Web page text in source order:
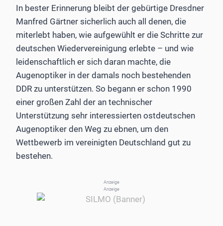
In bester Erinnerung bleibt der gebürtige Dresdner
Manfred Gärtner sicherlich auch all denen, die
miterlebt haben, wie aufgewühlt er die Schritte zur
deutschen Wiedervereinigung erlebte – und wie
leidenschaftlich er sich daran machte, die
Augenoptiker in der damals noch bestehenden
DDR zu unterstützen. So begann er schon 1990
einer großen Zahl der an technischer
Unterstützung sehr interessierten ostdeutschen
Augenoptiker den Weg zu ebnen, um den
Wettbewerb im vereinigten Deutschland gut zu
bestehen.
Anzeige
Anzeige